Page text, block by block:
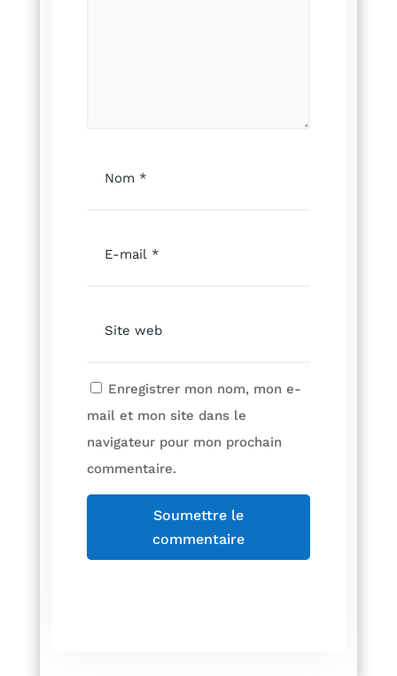
Enregistrer mon nom, mon e-
mail et mon site dans le
navigateur pour mon prochain
commentaire.
Soumettre le
commentaire